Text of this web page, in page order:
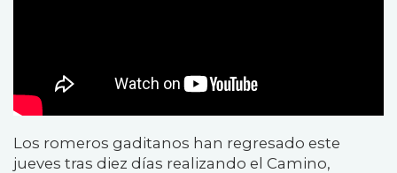
Los romeros gaditanos han regresado este
jueves tras diez días realizando el Camino,